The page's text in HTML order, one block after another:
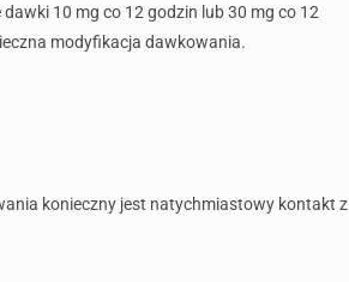
10 mg co 12 godzin lub 30 mg co 12
modyfikacja dawkowania.
konieczny jest natychmiastowy kontakt z